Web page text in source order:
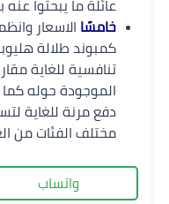
عائلة ما يبحثوا
خامسًا الاسعار
كمبوند طلالة
تنافسية للغاية
الموجودة حوله
دفع مرنة للغاية
مختلف الفئات من
واتساب